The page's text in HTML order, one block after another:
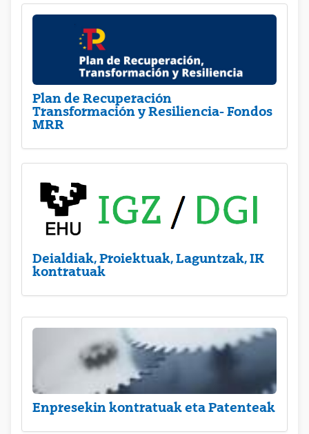
Plan de Recuperación
Transformación y Resiliencia- Fondos
MRR
Deialdiak, Proiektuak, Laguntzak, IK
kontratuak
Enpresekin kontratuak eta Patenteak